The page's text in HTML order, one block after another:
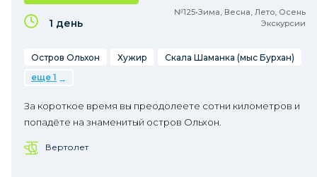
№125•Зима, Весна, Лето, Осень
Экскурсии
1 день
Остров Ольхон Хужир
Скала Шаманка (мыс Бурхан)
еще 1
За короткое время вы преодолеете сотни километров и
попадёте на знаменитый остров Ольхон.
Вертолет